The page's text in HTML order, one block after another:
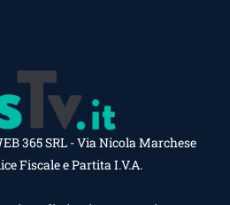
365 SRL - Via Nicola Marchese
Fiscale e Partita I.V.A.